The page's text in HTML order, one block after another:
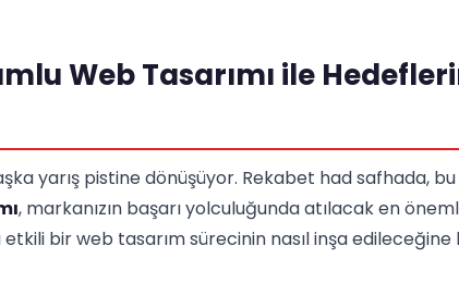
Web Tasarımı ile
yarış pistine dönüşüyor. Rekabet had safhada, bu
, markanızın başarı yolculuğunda atılacak en
etkili bir web tasarım sürecinin nasıl inşa